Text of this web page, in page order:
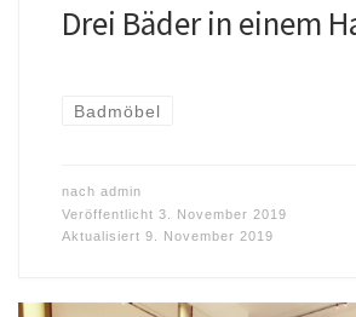
Drei Bäder in einem
Badmöbel
nach admin
Veröffentlicht 3. November 2019
Aktualisiert 9. November 2019